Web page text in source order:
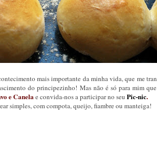
mais importante da minha vida, que me
do principezinho! Mas não é só para mim
e Canelae convida-nos a participar no seu Pic-nic.
simples, com compota, queijo, fiambre ou manteiga!